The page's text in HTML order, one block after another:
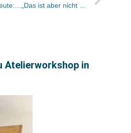
Atelierworkshop in